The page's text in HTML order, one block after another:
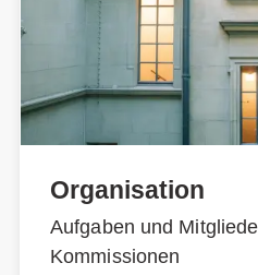
Organisation
Aufgaben und
Kommissionen